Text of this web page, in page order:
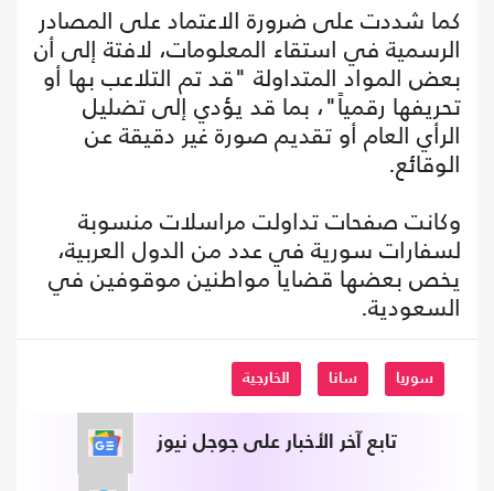
كما شددت على ضرورة الاعتماد على المصادر
الرسمية في استقاء المعلومات، لافتة إلى أن
بعض المواد المتداولة "قد تم التلاعب بها أو
تحريفها رقمياً"، بما قد يؤدي إلى تضليل
الرأي العام أو تقديم صورة غير دقيقة عن
الوقائع.
وكانت صفحات تداولت مراسلات منسوبة
لسفارات سورية في عدد من الدول العربية،
يخص بعضها قضايا مواطنين موقوفين في
السعودية.
سوريا سانا الخارجية
تابع آخر الأخبار على جوجل نيوز